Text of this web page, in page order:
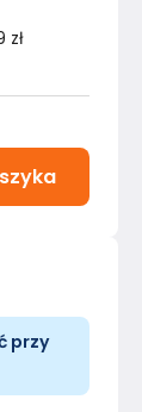
zł
przy